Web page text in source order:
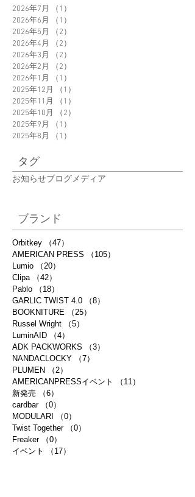
る海外インテリ
2026年7月 （1）
2026年6月
（1）
2026年5月
（2）
2026年4月
（2）
2026年3月
（2）
2026年2月
（2）
2026年1月
（1）
2025年12月
（1）
2025年11月
（1）
2025年10月
（2）
2025年9月
（1）
2025年8月
（1）
タグ
お知らせブログ メディア
ブランド
Orbitkey （47）
AMERICAN PRESS
（105）
Lumio
（20）
Clipa
（42）
Pablo
（18）
GARLIC TWIST 4.0
（8）
BOOKNITURE
（25）
Russel Wright
（5）
LuminAID
（4）
ADK PACKWORKS
（3）
NANDACLOCKY
（7）
PLUMEN
（2）
AMERICANPRESSイベント
（11）
新発売
（6）
cardbar
（0）
MODULARI
（0）
Twist Together
（0）
Freaker
（0）
イベント
（17）